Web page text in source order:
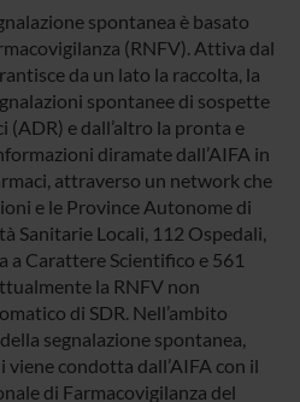
spontanea è basato
(RNFV). Attiva dal
da un lato la raccolta, la
spontanee di sospette
(ADR) e dall’altro la pronta e
diramate dall’AIFA in
attraverso un network che
e le Province Autonome di
Sanitarie Locali, 112 Ospedali,
a Carattere Scientifico e 561
la RNFV non
di SDR. Nell’ambito
segnalazione spontanea,
viene condotta dall’AIFA con il
di Farmacovigilanza del